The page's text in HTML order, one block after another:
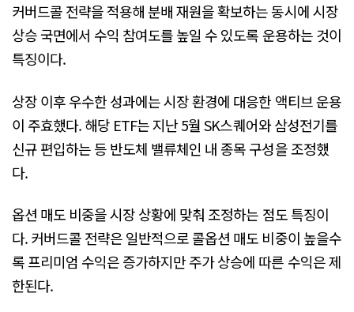
커버드콜 전략을 적용해 분배 재원을 확보하는 동시에 시장
상승 국면에서 수익 참여도를 높일 수 있도록 운용하는 것이
특징이다.
상장 이후 우수한 성과에는 시장 환경에 대응한 액티브 운용
이 주효했다. 해당 ETF는 지난 5월 SK스퀘어와 삼성전기를
신규 편입하는 등 반도체 밸류체인 내 종목 구성을 조정했
다.
옵션 매도 비중을 시장 상황에 맞춰 조정하는 점도 특징이
다. 커버드콜 전략은 일반적으로 콜옵션 매도 비중이 높을수
록 프리미엄 수익은 증가하지만 주가 상승에 따른 수익은 제
한된다.